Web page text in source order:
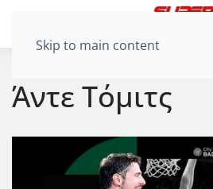
Skip to main content
Άντε Τόμιτς